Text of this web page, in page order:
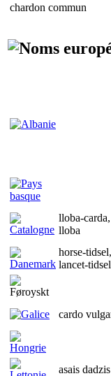
chardon commun
lloba-carda,
lloba
horse-tidsel,
lancet-tidsel
cardo
asais dadzis